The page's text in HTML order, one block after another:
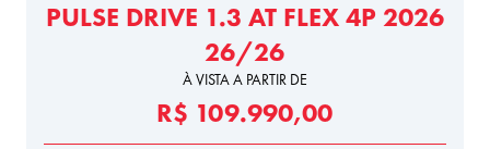
PULSE DRIVE 1.3 AT FLEX 4P 2026
26/26
À VISTA A PARTIR DE
R$ 109.990,00